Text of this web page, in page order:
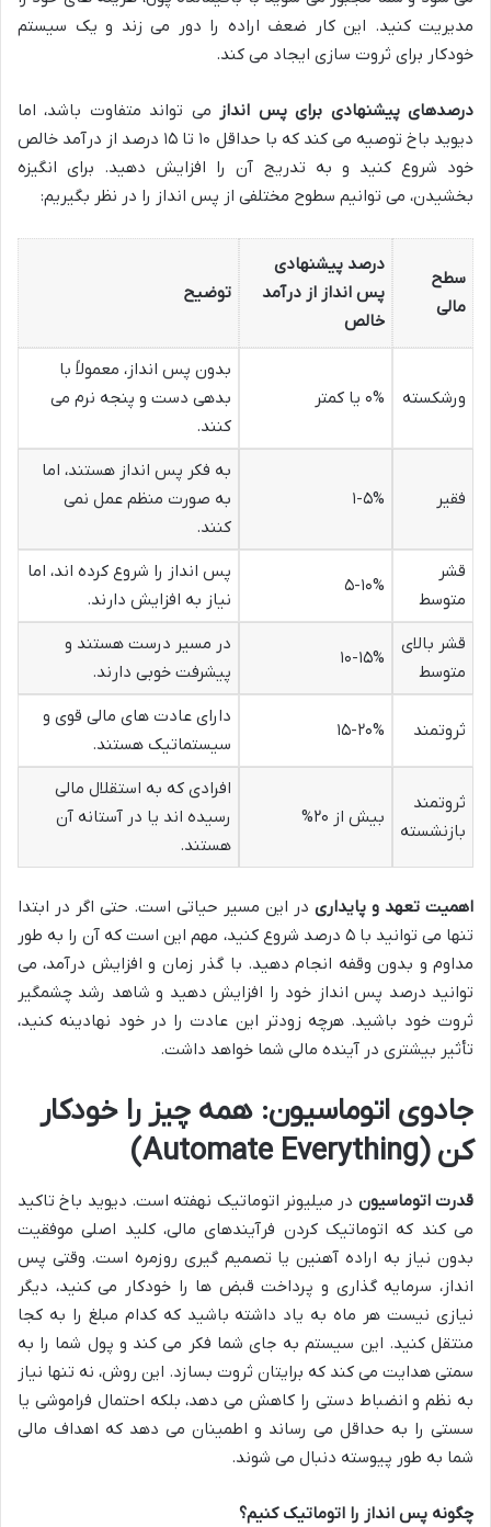
مدیریت کنید. این کار ضعف اراده را دور می زند و یک سیستم
خودکار برای ثروت سازی ایجاد می کند.
درصدهای پیشنهادی برای پس انداز می تواند متفاوت باشد، اما
دیوید باخ توصیه می کند که با حداقل ۱۰ تا ۱۵ درصد از درآمد خالص
خود شروع کنید و به تدریج آن را افزایش دهید. برای انگیزه
بخشیدن، می توانیم سطوح مختلفی از پس انداز را در نظر بگیریم:
سطح
مالی
درصد پیشنهادی
پس انداز از درآمد
خالص
توضیح
ورشکسته ۰% یا کمتر
بدون پس انداز، معمولاً با
بدهی دست و پنجه نرم می
کنند.
فقیر ۱-۵%
به فکر پس انداز هستند، اما
به صورت منظم عمل نمی
کنند.
قشر
متوسط
۵-۱۰%
پس انداز را شروع کرده اند، اما
نیاز به افزایش دارند.
قشر بالای
متوسط
۱۰-۱۵%
در مسیر درست هستند و
پیشرفت خوبی دارند.
ثروتمند ۱۵-۲۰%
دارای عادت های مالی قوی و
سیستماتیک هستند.
ثروتمند
بازنشسته
بیش از ۲۰%
افرادی که به استقلال مالی
رسیده اند یا در آستانه آن
هستند.
اهمیت تعهد و پایداری در این مسیر حیاتی است. حتی اگر در ابتدا
تنها می توانید با ۵ درصد شروع کنید، مهم این است که آن را به طور
مداوم و بدون وقفه انجام دهید. با گذر زمان و افزایش درآمد، می
توانید درصد پس انداز خود را افزایش دهید و شاهد رشد چشمگیر
ثروت خود باشید. هرچه زودتر این عادت را در خود نهادینه کنید،
تأثیر بیشتری در آینده مالی شما خواهد داشت.
جادوی اتوماسیون: همه چیز را خودکار
کن (Automate Everything)
قدرت اتوماسیون در میلیونر اتوماتیک نهفته است. دیوید باخ تاکید
می کند که اتوماتیک کردن فرآیندهای مالی، کلید اصلی موفقیت
بدون نیاز به اراده آهنین یا تصمیم گیری روزمره است. وقتی پس
انداز، سرمایه گذاری و پرداخت قبض ها را خودکار می کنید، دیگر
نیازی نیست هر ماه به یاد داشته باشید که کدام مبلغ را به کجا
منتقل کنید. این سیستم به جای شما فکر می کند و پول شما را به
سمتی هدایت می کند که برایتان ثروت بسازد. این روش، نه تنها نیاز
به نظم و انضباط دستی را کاهش می دهد، بلکه احتمال فراموشی یا
سستی را به حداقل می رساند و اطمینان می دهد که اهداف مالی
شما به طور پیوسته دنبال می شوند.
چگونه پس انداز را اتوماتیک کنیم؟